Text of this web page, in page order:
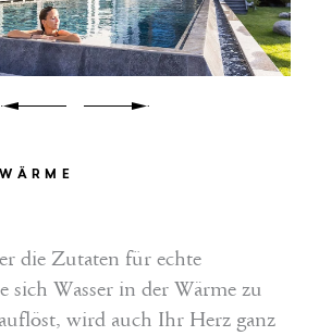
die Zutaten für echte
sich Wasser in der Wärme zu
wird auch Ihr Herz ganz